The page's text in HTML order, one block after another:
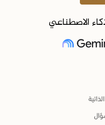
الاصطناعي